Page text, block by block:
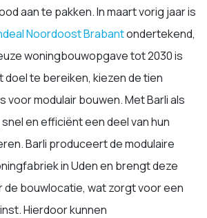
aan te pakken. In maart vorig jaar is
Noordoost Brabantondertekend,
woningbouwopgave tot 2030 is
doel te bereiken, kiezen de tien
modulair bouwen. Met Barli als
en efficiënt een deel van hun
Barli produceert de modulaire
in Uden en brengt deze
de bouwlocatie, wat zorgt voor een
Hierdoor kunnen